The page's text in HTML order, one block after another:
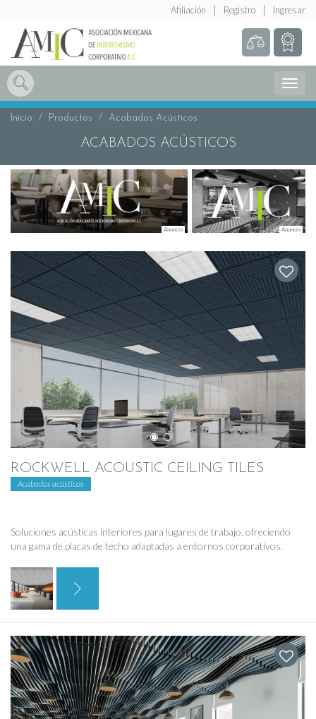
Ingresar
Registro
Afiliación
Menú
Inicio Productos Acabados Acústicos
ACABADOS ACÚSTICOS
ROCKWELL ACOUSTIC CEILING TILES
Acabados acústicos
Soluciones acústicas interiores para lugares de trabajo, ofreciendo
una gama de placas de techo adaptadas a entornos corporativos.